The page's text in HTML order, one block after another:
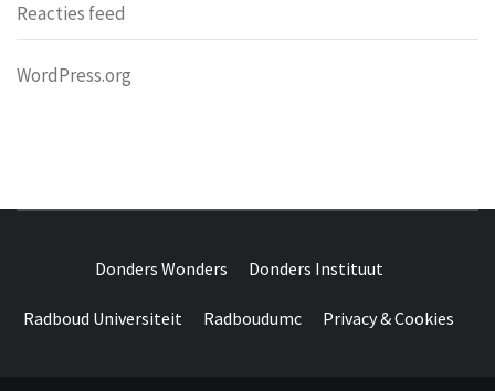
Reacties feed
WordPress.org
WONDERS
Donders Wonders Donders Instituut
Radboud Universiteit Radboudumc Privacy & Cookies